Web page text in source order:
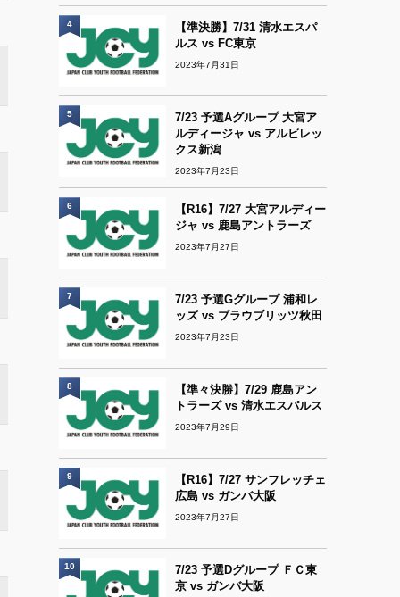
【準決勝】7/31 清水エスパ
ルス vs FC東京
2023年7月31日
4
7/23 予選Aグループ 大宮ア
ルディージャ vs アルビレッ
クス新潟
2023年7月23日
5
【R16】7/27 大宮アルディー
ジャ vs 鹿島アントラーズ
2023年7月27日
6
7/23 予選Gグループ 浦和レ
ッズ vs ブラウブリッツ秋田
2023年7月23日
7
【準々決勝】7/29 鹿島アン
トラーズ vs 清水エスパルス
2023年7月29日
8
【R16】7/27 サンフレッチェ
広島 vs ガンバ大阪
2023年7月27日
9
7/23 予選Dグループ ＦＣ東
京 vs ガンバ大阪
10